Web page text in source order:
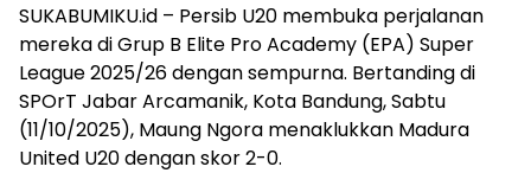
SUKABUMIKU.id – Persib U20 membuka perjalanan
mereka di Grup B Elite Pro Academy (EPA) Super
League 2025/26 dengan sempurna. Bertanding di
SPOrT Jabar Arcamanik, Kota Bandung, Sabtu
(11/10/2025), Maung Ngora menaklukkan Madura
United U20 dengan skor 2-0.